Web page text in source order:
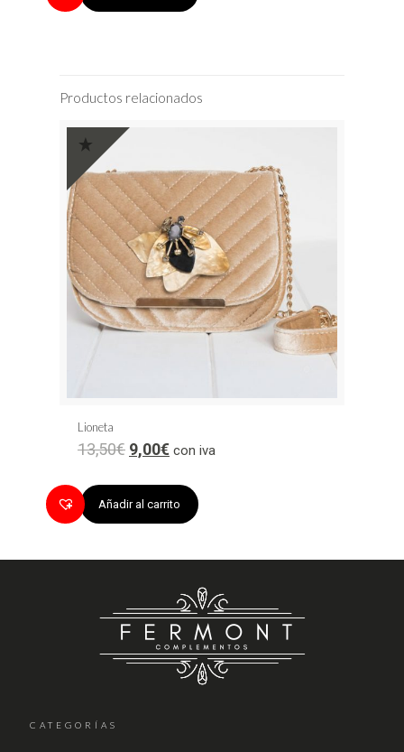
Productos relacionados
Lioneta
13,50€ 9,00€ con iva
Añadir al carrito
CATEGORÍAS